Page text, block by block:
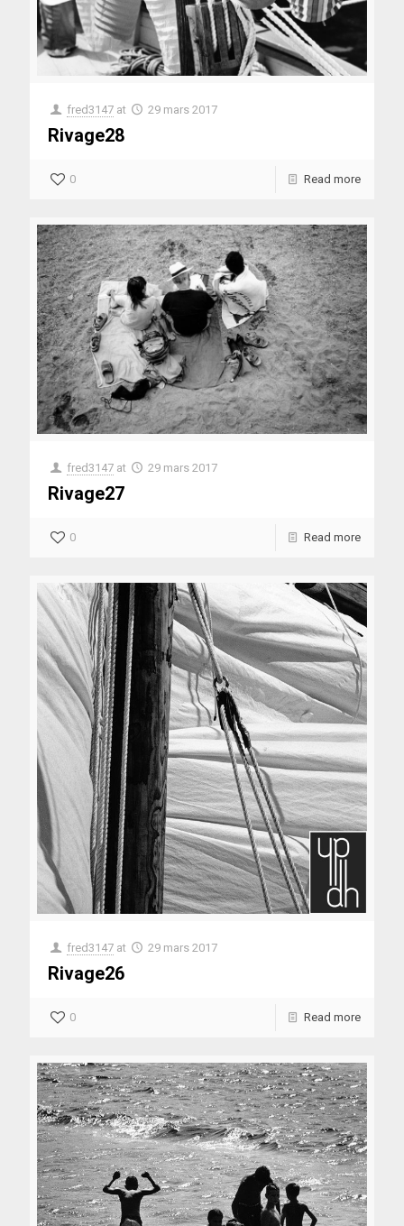
fred3147 at 29 mars 2017
Rivage28
0 Read more
fred3147 at 29 mars 2017
Rivage27
0 Read more
fred3147 at 29 mars 2017
Rivage26
0 Read more